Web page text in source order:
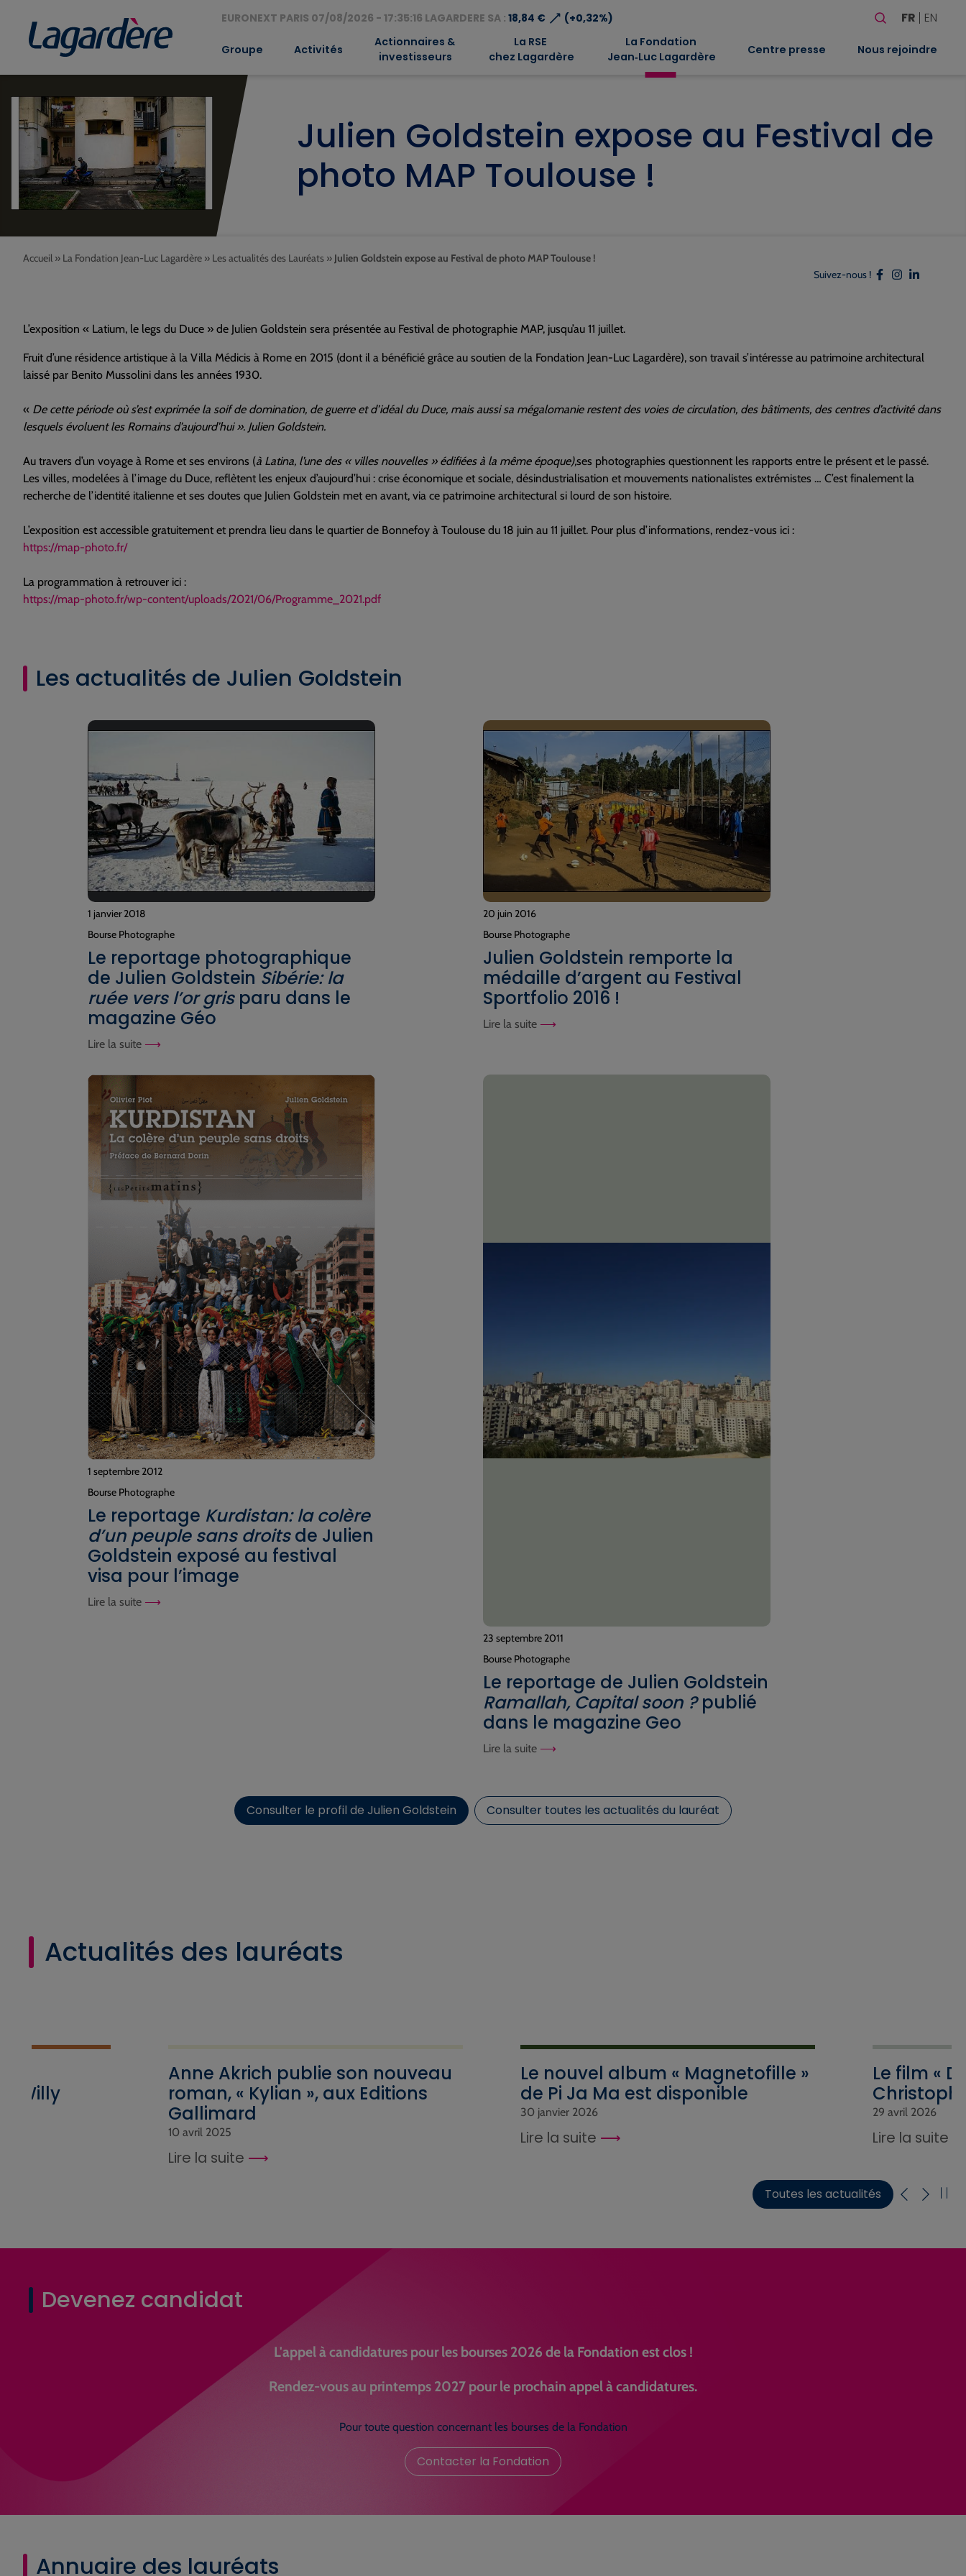
EURONEXT PARIS 07/08/2026 - 17:35:16 LAGARDERE SA : 18,84 €⟶ (+0,32%)
Rechercher
FR EN
Groupe Activités
Actionnaires &
investisseurs
La RSE
chez Lagardère
La Fondation
Jean‑Luc Lagardère
Centre presse Nous rejoindre
Julien Goldstein expose au Festival de
photo MAP Toulouse !
Accueil » La Fondation Jean-Luc Lagardère » Les actualités des Lauréats » Julien Goldstein expose au Festival de photo MAP Toulouse !
Suivez-nous !
L’exposition « Latium, le legs du Duce » de Julien Goldstein sera présentée au Festival de photographie MAP, jusqu’au 11 juillet.
Fruit d’une résidence artistique à la Villa Médicis à Rome en 2015 (dont il a bénéficié grâce au soutien de la Fondation Jean-Luc Lagardère), son travail s’intéresse au patrimoine architectural
laissé par Benito Mussolini dans les années 1930.
« De cette période où s’est exprimée la soif de domination, de guerre et d’idéal du Duce, mais aussi sa mégalomanie restent des voies de circulation, des bâtiments, des centres d’activité dans
lesquels évoluent les Romains d’aujourd’hui ». Julien Goldstein.
Au travers d’un voyage à Rome et ses environs (à Latina, l’une des « villes nouvelles » édifiées à la même époque),ses photographies questionnent les rapports entre le présent et le passé.
Les villes, modelées à l’image du Duce, reflètent les enjeux d’aujourd’hui : crise économique et sociale, désindustrialisation et mouvements nationalistes extrémistes … C’est finalement la
recherche de l’identité italienne et ses doutes que Julien Goldstein met en avant, via ce patrimoine architectural si lourd de son histoire.
L’exposition est accessible gratuitement et prendra lieu dans le quartier de Bonnefoy à Toulouse du 18 juin au 11 juillet. Pour plus d’informations, rendez-vous ici :
https://map-photo.fr/
La programmation à retrouver ici :
https://map-photo.fr/wp-content/uploads/2021/06/Programme_2021.pdf
Les actualités de Julien Goldstein
1 janvier 2018
Bourse Photographe
Le reportage photographique
de Julien Goldstein Sibérie: la
ruée vers l’or grisparu dans le
magazine Géo
Lire la suite
20 juin 2016
Bourse Photographe
Julien Goldstein remporte la
médaille d’argent au Festival
Sportfolio 2016 !
Lire la suite
1 septembre 2012
Bourse Photographe
Le reportage Kurdistan: la colère
d’un peuple sans droitsde Julien
Goldstein exposé au festival
visa pour l’image
Lire la suite
23 septembre 2011
Bourse Photographe
Le reportage de Julien Goldstein
Ramallah, Capital soon ?publié
dans le magazine Geo
Lire la suite
Consulter le profil de Julien Goldstein Consulter toutes les actualités du lauréat
Actualités des lauréats
Willy
Anne Akrich publie son nouveau
roman, « Kylian », aux Editions
Gallimard
10 avril 2025
Lire la suite
Le nouvel album « Magnetofille »
de Pi Ja Ma est disponible
30 janvier 2026
Lire la suite
Le film «
29 avril 2026
Lire la suite
Toutes les actualités
Devenez candidat
L'appel à candidatures pour les bourses 2026 de la Fondation est clos !
Rendez-vous au printemps 2027 pour le prochain appel à candidatures.
Pour toute question concernant les bourses de la Fondation
Contacter la Fondation
Annuaire des lauréats